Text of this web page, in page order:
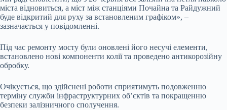
міста відновиться, а міст між станціями Почайна та Райдужний
буде відкритий для руху за встановленим графіком», –
зазначається у повідомленні.
Під час ремонту мосту були оновлені його несучі елементи,
встановлено нові компоненти колії та проведено антикорозійну
обробку.
Очікується, що здійснені роботи сприятимуть подовженню
терміну служби інфраструктурних об’єктів та покращенню
безпеки залізничного сполучення.